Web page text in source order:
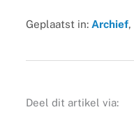
Geplaatst in: Archief,
Deel dit artikel via: